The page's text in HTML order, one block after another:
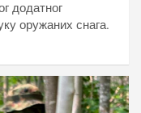
додатног
оружаних снага.